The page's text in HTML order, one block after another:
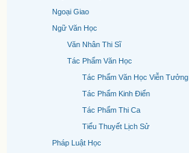
Ngoại Giao
Ngữ Văn Học
Văn Nhân Thi Sĩ
Tác Phẩm Văn Học
Tác Phẩm Văn Học Viễn Tưởng
Tác Phẩm Kinh Điển
Tác Phẩm Thi Ca
Tiểu Thuyết Lịch Sử
Pháp Luật Học